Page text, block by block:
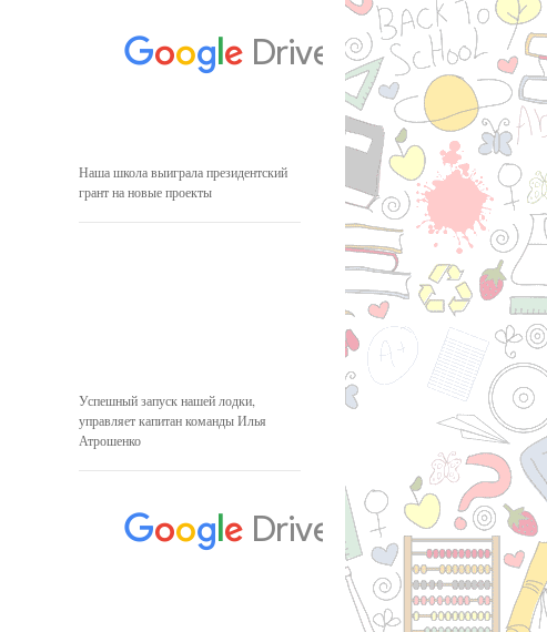
Наша школа выиграла президентский
грант на новые проекты
Успешный запуск нашей лодки,
управляет капитан команды Илья
Атрошенко